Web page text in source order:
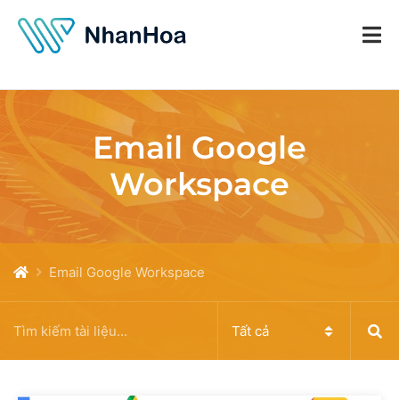
Email Google
Workspace
Email Google Workspace